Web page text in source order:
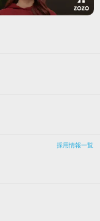
採用情報一覧